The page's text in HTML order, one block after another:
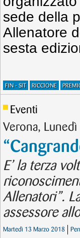
sede della
Allenatore
sesta
FIN - SIT RICCIONE
Eventi
Verona,
E’ la terza
Allenatori”.
assessore
Martedì 13 Marzo 2018